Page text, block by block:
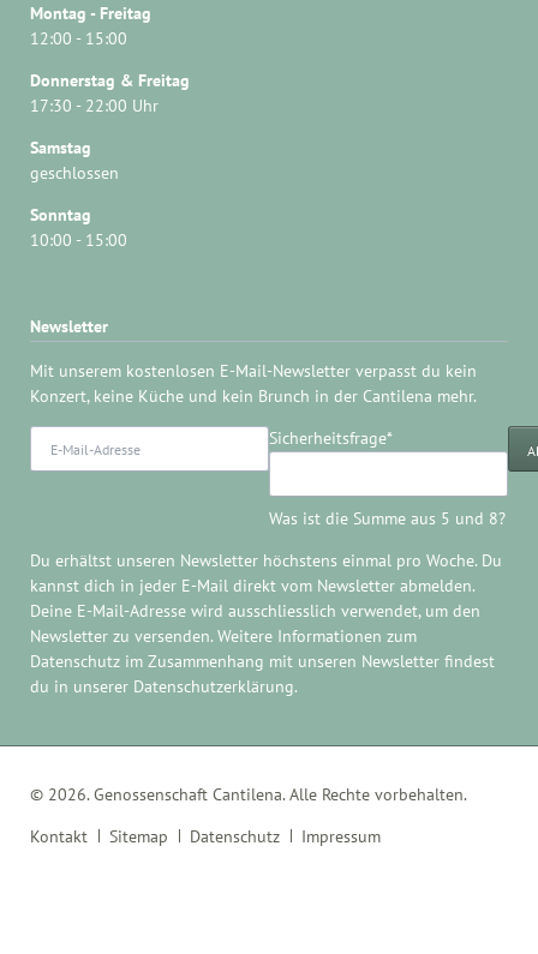
Montag - Freitag
12:00 - 15:00
Donnerstag & Freitag
17:30 - 22:00 Uhr
Samstag
geschlossen
Sonntag
10:00 - 15:00
Newsletter
Mit unserem kostenlosen E-Mail-Newsletter verpasst du kein
Konzert, keine Küche und kein Brunch in der Cantilena mehr.
Pflichtfeld
Sicherheitsfrage*
Was ist die Summe aus 5 und 8?
Du erhältst unseren Newsletter höchstens einmal pro Woche. Du
kannst dich in jeder E-Mail direkt vom Newsletter abmelden.
Deine E-Mail-Adresse wird ausschliesslich verwendet, um den
Newsletter zu versenden. Weitere Informationen zum
Datenschutz im Zusammenhang mit unseren Newsletter findest
du in unserer Datenschutzerklärung.
© 2026. Genossenschaft Cantilena. Alle Rechte vorbehalten.
Navigation
Kontakt Sitemap Datenschutz Impressum